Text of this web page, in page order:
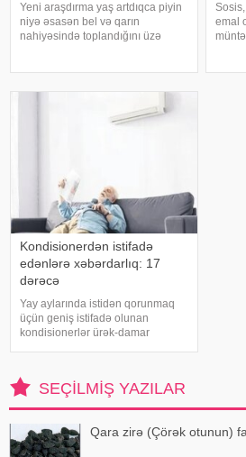
Yeni araşdırma yaş artdıqca piyin
niyə əsasən bel və qarın
nahiyəsində toplandığını üzə
müşahidə edir. Bu isə təkcə esteti
emal
Kondisionerdən istifadə
edənlərə xəbərdarlıq: 17
dərəcə
Yay aylarında istidən qorunmaq
üçün geniş istifadə olunan
kondisionerlər ürək-damar
kardioloqların bildirdiyinə görə,
tərli halda qəfil çox soyuq otağ
SEÇILMIŞ YAZILAR
Qara zirə (Çörək otunun)